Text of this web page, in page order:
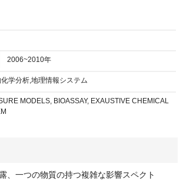
2006~2010年
学分析,地理情報システム
MODELS, BIOASSAY, EXAUSTIVE CHEMICAL
、一つの物質の持つ複雑な影響スペクト